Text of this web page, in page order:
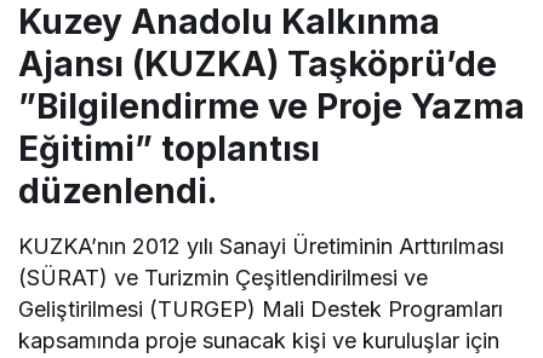
Kuzey Anadolu Kalkınma
Ajansı (KUZKA) Taşköprü’de
”Bilgilendirme ve Proje Yazma
Eğitimi” toplantısı
düzenlendi.
KUZKA’nın 2012 yılı Sanayi Üretiminin Arttırılması
(SÜRAT) ve Turizmin Çeşitlendirilmesi ve
Geliştirilmesi (TURGEP) Mali Destek Programları
kapsamında proje sunacak kişi ve kuruluşlar için